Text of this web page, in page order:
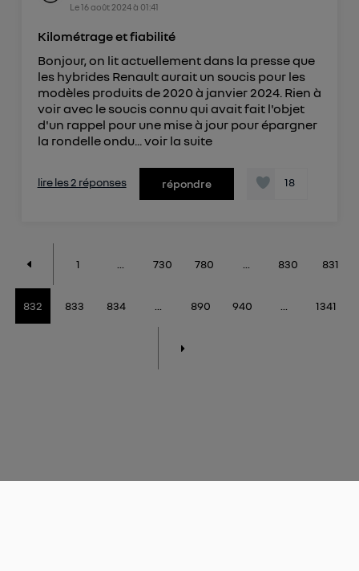
Le16 août 2024à 01:41
Kilométrage et fiabilité
Bonjour, on lit actuellement dans la presse que
les hybrides Renault aurait un soucis pour les
modèles produits de 2020 à janvier 2024. Rien à
voir avec le soucis connu qui avait fait l'objet
d'un rappel pour une mise à jour pour épargner
la rondelle ondu... voir la suite
lire les 2 réponses répondre 18
1 730 780 830 831
832 833 834 890 940 1341